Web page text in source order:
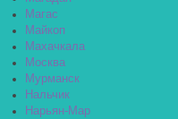
Магас
Майкоп
Махачкала
Москва
Мурманск
Нальчик
Нарьян-Мар